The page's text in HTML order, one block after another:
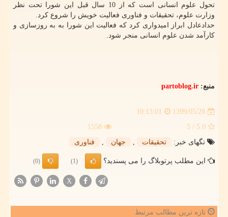
تحول علوم انسانی است که از 10 سال قبل این شورا تحت نظر
وزارت علوم، تحقیقات و فناوری فعالیت خویش را شروع کرد.
حدادعادل ابراز امیدواری کرد که فعالیت این شورا به به روزسازی و
کارآمد شدن علوم انسانی منجر شود.
منبع: partoblog.ir
1399/05/28
10:13:01
5.0
/ 5
1558
تگهای خبر:
تحقیقات , جهان , فناوری
این مطلب پرتوبلاگ را می پسندید؟ (1)
(0)
X
تازه ترین مطالب مرتبط